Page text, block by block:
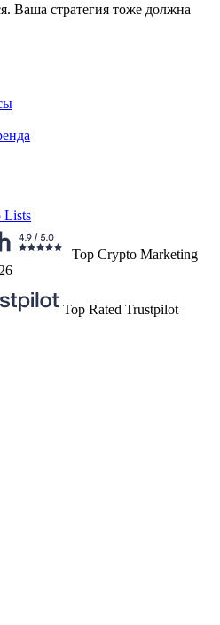
Ваша стратегия тоже должна
Lists
Top Crypto Marketing
Top Rated Trustpilot